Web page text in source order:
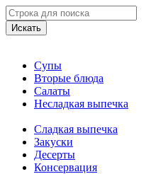
Искать
Супы
Вторые блюда
Салаты
Несладкая выпечка
Сладкая выпечка
Закуски
Десерты
Консервация